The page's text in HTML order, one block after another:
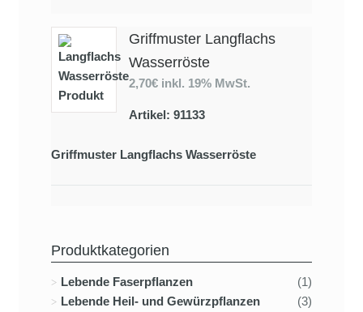
Griffmuster Langflachs
Wasserröste
2,70€ inkl. 19% MwSt.
Artikel: 91133
Griffmuster Langflachs Wasserröste
Produktkategorien
Lebende Faserpflanzen
(1)
Lebende Heil- und Gewürzpflanzen
(3)